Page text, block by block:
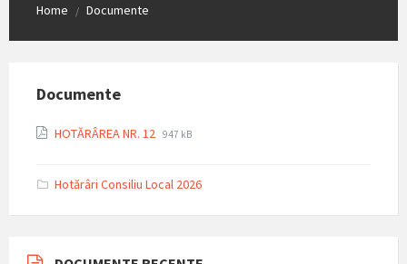
Home / Documente
Documente
HOTĂRÂREA NR. 12 File
File
947 kB
Hotărâri Consiliu Local 2026